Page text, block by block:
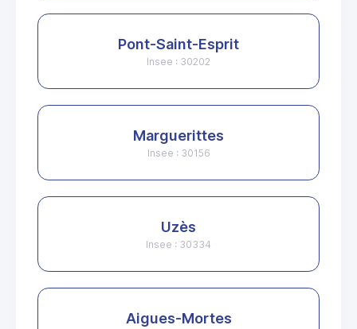
Pont-Saint-Esprit
Insee : 30202
Marguerittes
Insee : 30156
Uzès
Insee : 30334
Aigues-Mortes